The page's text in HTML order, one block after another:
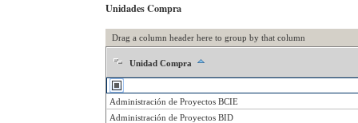
Unidades Compra
Drag a column header here to group by that column
Unidad Compra
Administración de Proyectos BCIE
Administración de Proyectos BID